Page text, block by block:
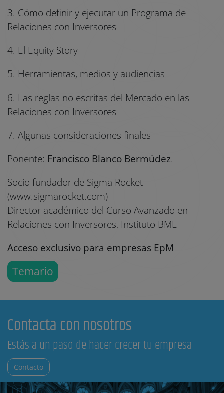
3. Cómo definir y ejecutar un Programa de
Relaciones con Inversores
4. El Equity Story
5. Herramientas, medios y audiencias
6. Las reglas no escritas del Mercado en las
Relaciones con Inversores
7. Algunas consideraciones finales
Ponente: Francisco Blanco Bermúdez.
Socio fundador de Sigma Rocket
(www.sigmarocket.com)
Director académico del Curso Avanzado en
Relaciones con Inversores, Instituto BME
Acceso exclusivo para empresas EpM
Temario
Contacta con nosotros
Estás a un paso de hacer crecer tu empresa
Contacto